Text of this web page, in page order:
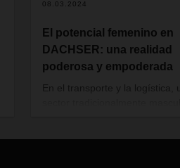
08.03.2024
El potencial femenino en
DACHSER: una realidad
poderosa y empoderada
En el transporte y la logística,